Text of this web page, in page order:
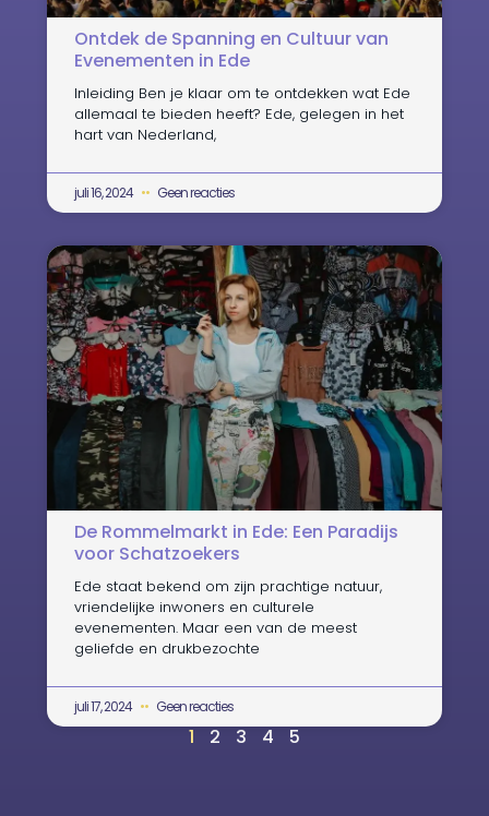
Ontdek de Spanning en Cultuur van
Evenementen in Ede
Inleiding Ben je klaar om te ontdekken wat Ede
allemaal te bieden heeft? Ede, gelegen in het
hart van Nederland,
juli 16, 2024 Geen reacties
De Rommelmarkt in Ede: Een Paradijs
voor Schatzoekers
Ede staat bekend om zijn prachtige natuur,
vriendelijke inwoners en culturele
evenementen. Maar een van de meest
geliefde en drukbezochte
juli 17, 2024 Geen reacties
1 2 3 4 5